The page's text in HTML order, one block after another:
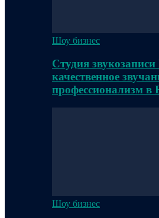
Шоу бизнес
Студия
качественное
профессионализм в
Шоу бизнес